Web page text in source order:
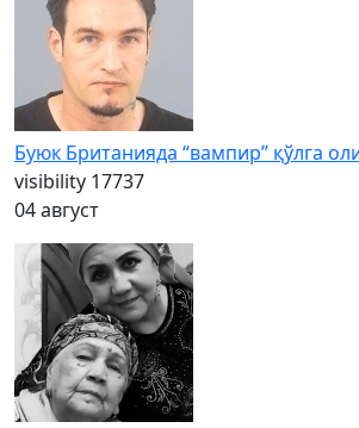
Буюк Британияда “вампир” қўлга
visibility 17737
04 август